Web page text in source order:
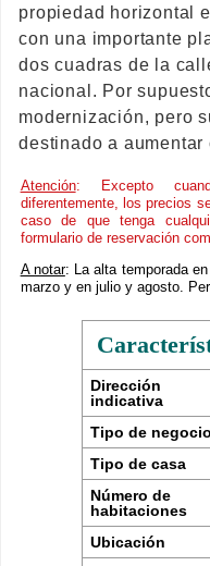
propiedad horizontal
con una importante
dos cuadras de la
nacional. Por
modernización, pero
destinado a aumentar
Atención: Excepto
diferentemente, los precios
caso de que tenga
formulario de reservación
A notar: La alta temporada
marzo y en julio y agosto.
Dirección
indicativa
Tipo de negocio
Tipo de casa
Número de
habitaciones
Ubicación